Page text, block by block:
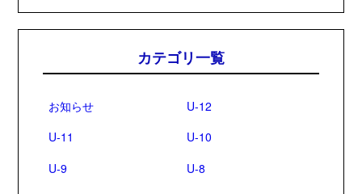
カテゴリ一覧
お知らせ
U-12
U-11
U-10
U-9
U-8